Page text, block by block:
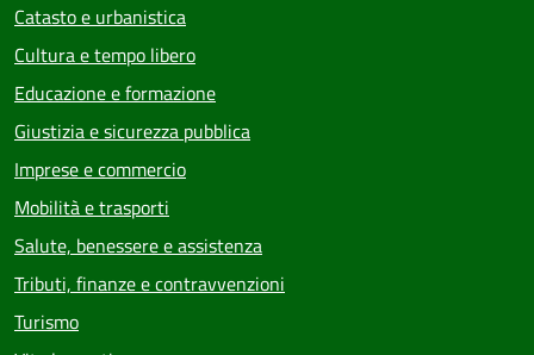
Catasto e urbanistica
Cultura e tempo libero
Educazione e formazione
Giustizia e sicurezza pubblica
Imprese e commercio
Mobilità e trasporti
Salute, benessere e assistenza
Tributi, finanze e contravvenzioni
Turismo